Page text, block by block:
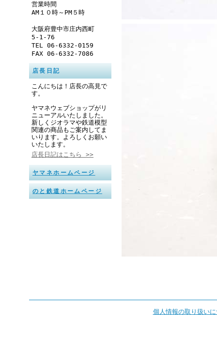
営業時間
AM１０時～PM５時
大阪府豊中市庄内西町
5-1-76
TEL 06-6332-0159
FAX 06-6332-7086
店長日記
こんにちは！店長の高見で
す。
ヤマネウェブショップがリ
ニューアルいたしました。
新しくジオラマや鉄道模型
関連の商品もご案内してま
いります。よろしくお願い
いたします。
店長日記はこちら >>
ヤマネホームページ
のと鉄道ホームページ
個人情報の取り扱い